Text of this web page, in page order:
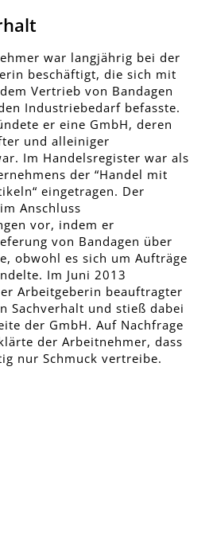
war langjährig bei der
beschäftigt, die sich mit
Vertrieb von Bandagen
Industriebedarf befasste.
er eine GmbH, deren
und alleiniger
Im Handelsregister war als
der “Handel mit
eingetragen. Der
Anschluss
vor, indem er
von Bandagen über
obwohl es sich um Aufträge
Im Juni 2013
Arbeitgeberin beauftragter
Sachverhalt und stieß dabei
der GmbH. Auf Nachfrage
der Arbeitnehmer, dass
nur Schmuck vertreibe.